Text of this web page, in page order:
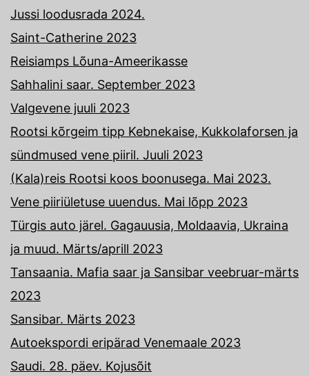
Jussi loodusrada 2024.
Saint-Catherine 2023
Reisiamps Lõuna-Ameerikasse
Sahhalini saar. September 2023
Valgevene juuli 2023
Rootsi kõrgeim tipp Kebnekaise, Kukkolaforsen ja
sündmused vene piiril. Juuli 2023
(Kala)reis Rootsi koos boonusega. Mai 2023.
Vene piiriületuse uuendus. Mai lõpp 2023
Türgis auto järel. Gagauusia, Moldaavia, Ukraina
ja muud. Märts/aprill 2023
Tansaania. Mafia saar ja Sansibar veebruar-märts
2023
Sansibar. Märts 2023
Autoekspordi eripärad Venemaale 2023
Saudi. 28. päev. Kojusõit